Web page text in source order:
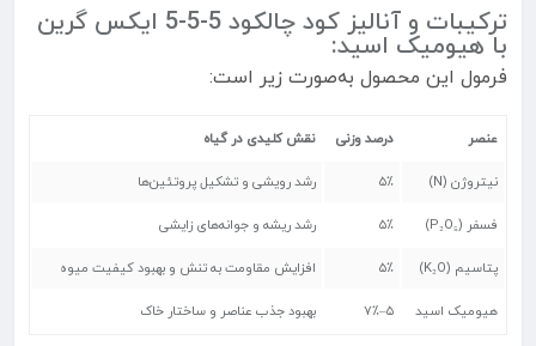
ترکیبات و آنالیز کود چالکود 5-5-5 ایکس گرین
با هیومیک اسید:
فرمول این محصول به‌صورت زیر است:
عنصر درصد وزنی نقش کلیدی در گیاه
نیتروژن (N) ۵٪ رشد رویشی و تشکیل پروتئین‌ها
فسفر (P₂O₅) ۵٪ رشد ریشه و جوانه‌های زایشی
پتاسیم (K₂O) ۵٪ افزایش مقاومت به تنش و بهبود کیفیت میوه
هیومیک اسید ۵–۷٪ بهبود جذب عناصر و ساختار خاک